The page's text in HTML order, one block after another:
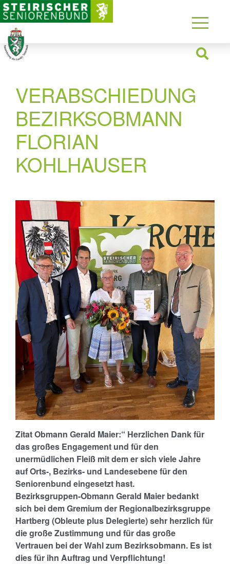
VERABSCHIEDUNG
BEZIRKSOBMANN
FLORIAN
KOHLHAUSER
Zitat Obmann Gerald Maier:“ Herzlichen Dank für
das großes Engagement und für den
unermüdlichen Fleiß mit dem er sich viele Jahre
auf Orts-, Bezirks- und Landesebene für den
Seniorenbund eingesetzt hast.
Bezirksgruppen-Obmann Gerald Maier bedankt
sich bei dem Gremium der Regionalbezirksgruppe
Hartberg (Obleute plus Delegierte) sehr herzlich für
die große Zustimmung und für das große
Vertrauen bei der Wahl zum Bezirksobmann. Es ist
dies für ihn Auftrag und Verpflichtung!